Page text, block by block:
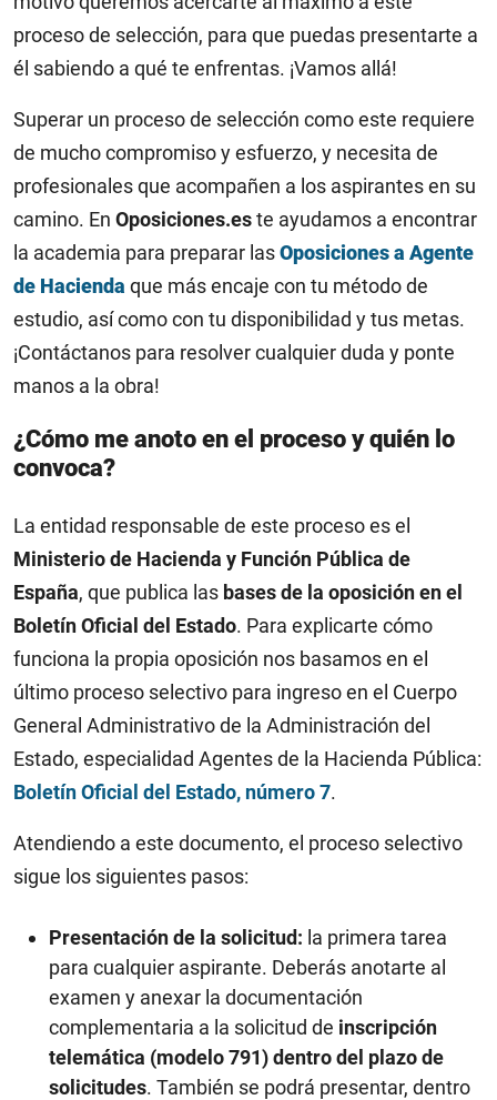
proceso de selección, para que puedas presentarte a
él sabiendo a qué te enfrentas. ¡Vamos allá!
Superar un proceso de selección como este requiere
de mucho compromiso y esfuerzo, y necesita de
profesionales que acompañen a los aspirantes en su
camino. En Oposiciones.este ayudamos a encontrar
la academia para preparar lasOposiciones a Agente
de Hacienda que más encaje con tu método de
estudio, así como con tu disponibilidad y tus metas.
¡Contáctanos para resolver cualquier duda y ponte
manos a la obra!
¿Cómo me anoto en el proceso y quién lo
convoca?
La entidad responsable de este proceso es el
Ministerio de Hacienda y Función Pública de
España, que publica las bases de la oposición en el
Boletín Oficial del Estado. Para explicarte cómo
funciona la propia oposición nos basamos en el
último proceso selectivo para ingreso en el Cuerpo
General Administrativo de la Administración del
Estado, especialidad Agentes de la Hacienda Pública:
Boletín Oficial del Estado, número 7.
Atendiendo a este documento, el proceso selectivo
sigue los siguientes pasos:
Presentación de la solicitud: la primera tarea
para cualquier aspirante. Deberás anotarte al
examen y anexar la documentación
complementaria a la solicitud de inscripción
telemática (modelo 791) dentro del plazo de
solicitudes. También se podrá presentar, dentro